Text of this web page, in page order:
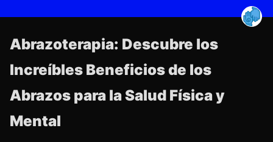
Abrazoterapia: Descubre los
Increíbles Beneficios de los
Abrazos para la Salud Física y
Mental